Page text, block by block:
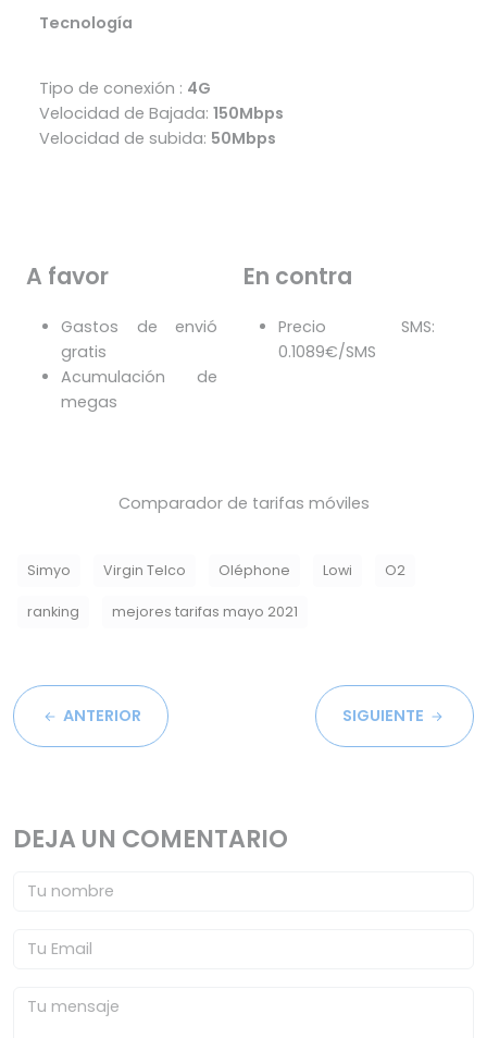
Tecnología
Tipo de conexión : 4G
Velocidad de Bajada: 150Mbps
Velocidad de subida: 50Mbps
A favor
Gastos de envió
gratis
Acumulación de
megas
En contra
Precio SMS:
0.1089€/SMS
Comparador de tarifas móviles
Simyo Virgin Telco Oléphone Lowi O2
ranking mejores tarifas mayo 2021
ANTERIOR SIGUIENTE
DEJA UN COMENTARIO